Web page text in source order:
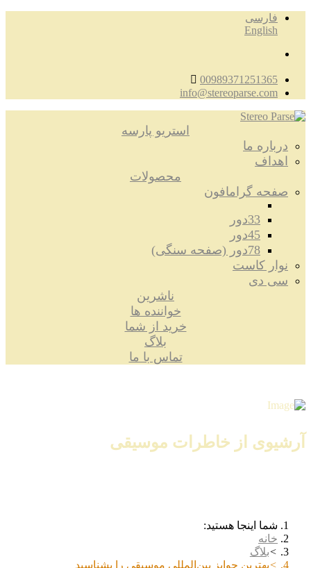
فارسی
English
00989371251365
info@stereoparse.com
استریو پارسه
درباره ما
اهداف
محصولات
صفحه گرامافون
33دور
45دور
78دور (صفحه سنگی)
نوار کاست
سی دی
ناشرین
خواننده ها
خرید از شما
بلاگ
تماس با ما
آرشیوی از خاطرات موسیقی
شما اینجا هستید:
خانه
بلاگ
بهترین جوایز بین‌المللی موسیقی را بشناسید